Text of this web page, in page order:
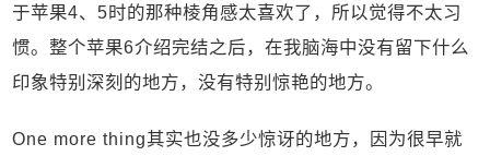
于苹果4、5时的那种棱角感太喜欢了，所以觉得不太习
惯。整个苹果6介绍完结之后，在我脑海中没有留下什么
印象特别深刻的地方，没有特别惊艳的地方。
One more thing其实也没多少惊讶的地方，因为很早就